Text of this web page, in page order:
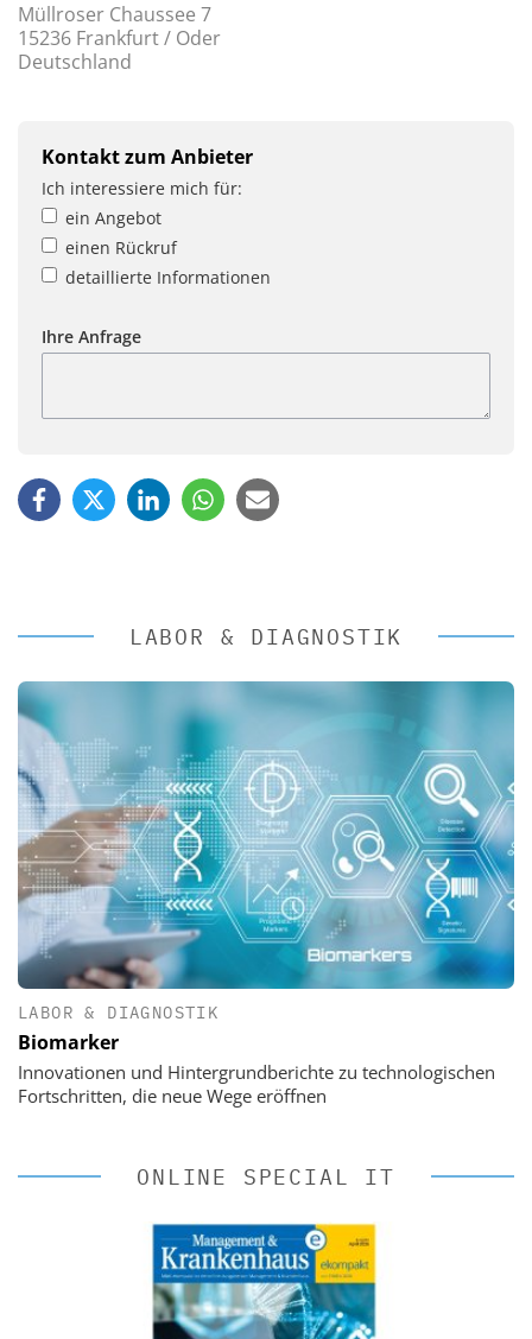
Müllroser Chaussee 7
15236 Frankfurt / Oder
Deutschland
Kontakt zum Anbieter
Ich interessiere mich für:
ein Angebot
einen Rückruf
detaillierte Informationen
Ihre Anfrage
LABOR & DIAGNOSTIK
LABOR & DIAGNOSTIK
Biomarker
Innovationen und Hintergrundberichte zu technologischen
Fortschritten, die neue Wege eröffnen
ONLINE SPECIAL IT